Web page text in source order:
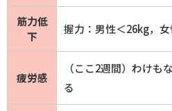
筋力低
下
握力：男性＜26kg，
疲労感
（ここ2週間）わけも
る